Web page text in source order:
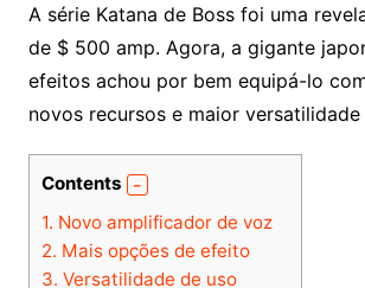
A série Katana de Boss foi uma
de $ 500 amp. Agora, a gigante
efeitos achou por bem equipá-lo
novos recursos e maior versatilidade
Contents
1. Novo amplificador de voz
2. Mais opções de efeito
3. Versatilidade de uso